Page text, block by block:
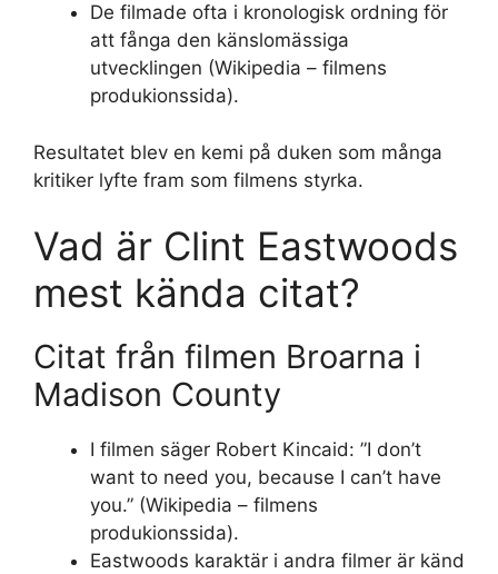
De filmade ofta i kronologisk ordning för
att fånga den känslomässiga
utvecklingen (Wikipedia – filmens
produkionssida).
Resultatet blev en kemi på duken som många
kritiker lyfte fram som filmens styrka.
Vad är Clint Eastwoods
mest kända citat?
Citat från filmen Broarna i
Madison County
I filmen säger Robert Kincaid: ”I don’t
want to need you, because I can’t have
you.” (Wikipedia – filmens
produkionssida).
Eastwoods karaktär i andra filmer är känd